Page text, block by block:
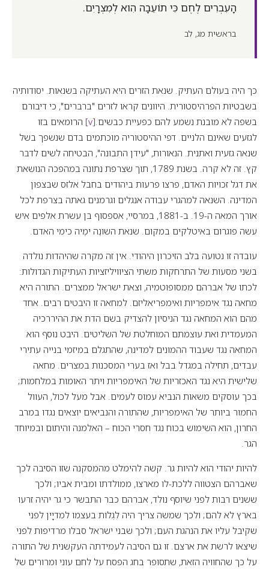
הָעִבְרִים לֶחֶם כִּי תוֹעֵבָה הִוא לְמִצְרָיִם.
בראשית מג, לב
כך היה בעולם העתיק. שנאת הזרים היא העתיקה בשנאות. יסודותיה
בשבטיות הפרהיסטורית. היוונים קראו לזרים "ברברים", כי דיבורם
בשפה לא מובנת נשמע להם כפעיית כבשים.[v]
הרומאים בזו
לגזעים שאינם הלניים. דפי ההיסטוריה מוכתמים בדם שנשפך בשל
שנאה גזעית ואתנית. הנאורות, "עידן התבונה", הבטיחה לשים לדבר
קץ. זה לא קרה. בשנת 1789, תוך שצרפת נתונה במהפכה הנושאת
את דגל זכויות האדם, פרצו פרעות ביהודים בחבל אלזס שבצפון
המדינה. השנאה למהגרי עבודה אנגלים וגרמנים גאתה בצרפת לכל
אורך המאה ה-19. ב-1881, במרסיי, אספסוף בן עשרת אלפים איש
עשה פוגרום באיטלקים במקום. שנאת השונֶה ימֶיה כימי האדם.
עובדה זו נטועה בלב הזיכרון היהודי. אין זה מקרה שהיהדות נולדה
בשני מסעות של התרחקות משתי הציוויליזציות העתיקות הגדולות:
לכתו של אברהם ממסופוטמיה, וצאת ישראל ממצרים. התורה היא
מחאה נגד אימפריות ואימפריאליזם. למחאה זו היבטים רבים. אחד
מהם הוא המחאה נגד הניסיון להצדיק בשם הדת את ההיררכיה
המעמדית ואת עוצמתם המוחלטת של השליטים. היבט נוסף הוא
המחאה נגד שעבוד ההמונים למדינה, שהתגלם במיזמי בנייה עתירי
עבדים, תחילה במגדל בבל ואז בערי המסכנות במצרים. מחאה
שלישית היא נגד האכזריות של האימפריות ויתר האומות במלחמות;
בכך עוסקים משאות הנביא עמוס לעמים. אבל מעל לכול, העוול
החמור ביותר של האימפריות, שהתורה והנביאים יוצאים נגדו במרב
החרון, הוא השימוש בכוח נגד חסרי הכוח – האלמנה והיתום ובמיוחד
הגר.
להיות יהודי הוא להיות גר. קשה להימלט מהמסקנה שזו הסיבה לכך
שאברהם הצטווה ללכת-לו מארצו, ממולדתו ומבית אביו; ולכך
ששנים רבות לפני שיוסף נולד, אברהם כבר התבשר כי גר יהיה זרעו
בארץ לא להם; ולכך שמשה צריך היה לִגְלוֹת בעצמו למדיָין לפני
שקיבל עליו את הנהגת העם; ולכך שבני ישראל סבלו מרדיפות לפני
שיצאו לרשת את ארצם. זו גם הסיבה לעמידתה העקשנית של התורה
על כך שהחוויה הזאת, שתסופר בחג הפסח על לחם עוני ומרורים של